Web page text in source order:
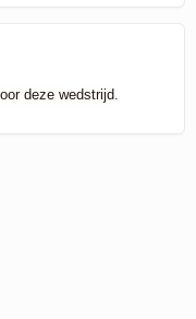
deze wedstrijd.